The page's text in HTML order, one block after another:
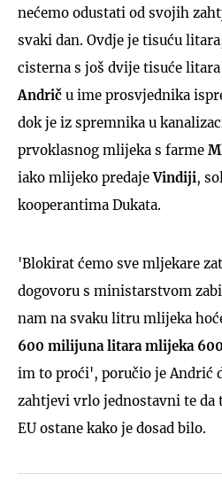
nećemo odustati od svojih
svaki dan. Ovdje je tisuću
cisterna s još dvije tisuće
Andrič u ime prosvjednika
dok je iz spremnika u
prvoklasnog mlijeka s farme
iako mlijeko predajeVindiji,
kooperantima Dukata.
'Blokirat ćemo sve mljekare
dogovoru s ministarstvom
nam na svaku litru mlijeka
600 milijuna litara mlijeka
im to proći', poručio je Andrić
zahtjevi vrlo jednostavni te da
EU ostane kako je dosad bilo.